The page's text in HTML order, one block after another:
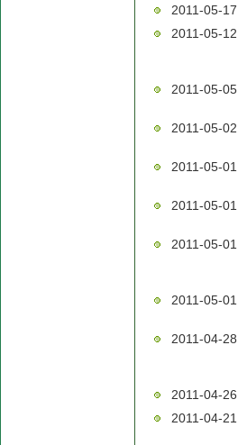
2011-05-17
2011-05-12
2011-05-05
2011-05-02
2011-05-01
2011-05-01
2011-05-01
2011-05-01
2011-04-28
2011-04-26
2011-04-21